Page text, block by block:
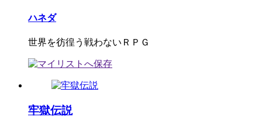
ハネダ
世界を彷徨う戦わないＲＰＧ
牢獄伝説